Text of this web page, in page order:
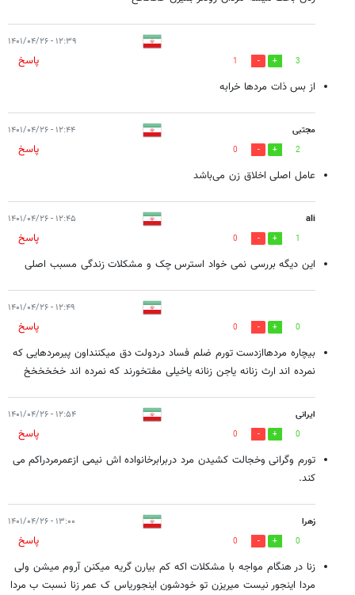
۱۲:۳۹ - ۱۴۰۱/۰۴/۲۶
3
1
پاسخ
از بس ذات مردها خرابه
مجتبی ۱۲:۴۴ - ۱۴۰۱/۰۴/۲۶
2
0
پاسخ
عامل اصلی اخلاق زن می‌باشد
ali ۱۲:۴۵ - ۱۴۰۱/۰۴/۲۶
1
0
پاسخ
این دیگه بررسی نمی خواد استرس چک و مشکلات زندگی مسبب اصلی
۱۲:۴۹ - ۱۴۰۱/۰۴/۲۶
0
0
پاسخ
بیچاره مردهاازدست تورم ضلم فساد دردولت دق میکننداون پیرمردهایی که
نمرده اند ارث زنانه یاجن زنانه یاخیلی مفتخورند که نمرده اند خخخخخخ
ایرانی ۱۲:۵۴ - ۱۴۰۱/۰۴/۲۶
0
0
پاسخ
تورم وگرانی وخجالت کشیدن مرد دربرابرخانواده اش نیمی ازعمرمردراکم می
کند.
زهرا ۱۳:۰۰ - ۱۴۰۱/۰۴/۲۶
0
0
پاسخ
زنا در هنگام مواجه با مشکلات اکه کم بیارن گریه میکنن آروم میشن ولی
مردا اینجور نیست میریزن تو خودشون اینجوریاس ک عمر زنا نسبت ب مردا